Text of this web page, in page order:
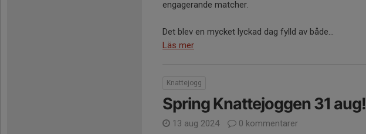
engagerande matcher.
Det blev en mycket lyckad dag fylld av både...
Läs mer
Knattejogg
Spring Knattejoggen 31 aug!
13 aug 2024 0 kommentarer